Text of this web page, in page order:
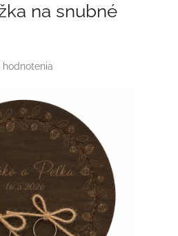
na snubné
hodnotenia